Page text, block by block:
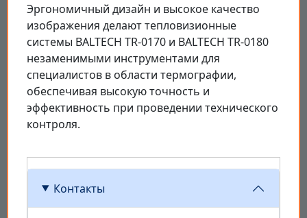
Эргономичный дизайн и высокое качество
изображения делают тепловизионные
системы BALTECH TR-0170 и BALTECH TR-0180
незаменимыми инструментами для
специалистов в области термографии,
обеспечивая высокую точность и
эффективность при проведении технического
контроля.
Контакты